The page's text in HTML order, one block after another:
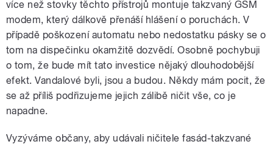
více než stovky těchto přístrojů montuje takzvaný GSM
modem, který dálkově přenáší hlášení o poruchách. V
případě poškození automatu nebo nedostatku pásky se o
tom na dispečinku okamžitě dozvědí. Osobně pochybuji
o tom, že bude mít tato investice nějaký dlouhodobější
efekt. Vandalové byli, jsou a budou. Někdy mám pocit, že
se až příliš podřizujeme jejich zálibě ničit vše, co je
napadne.
Vyzýváme občany, aby udávali ničitele fasád-takzvané